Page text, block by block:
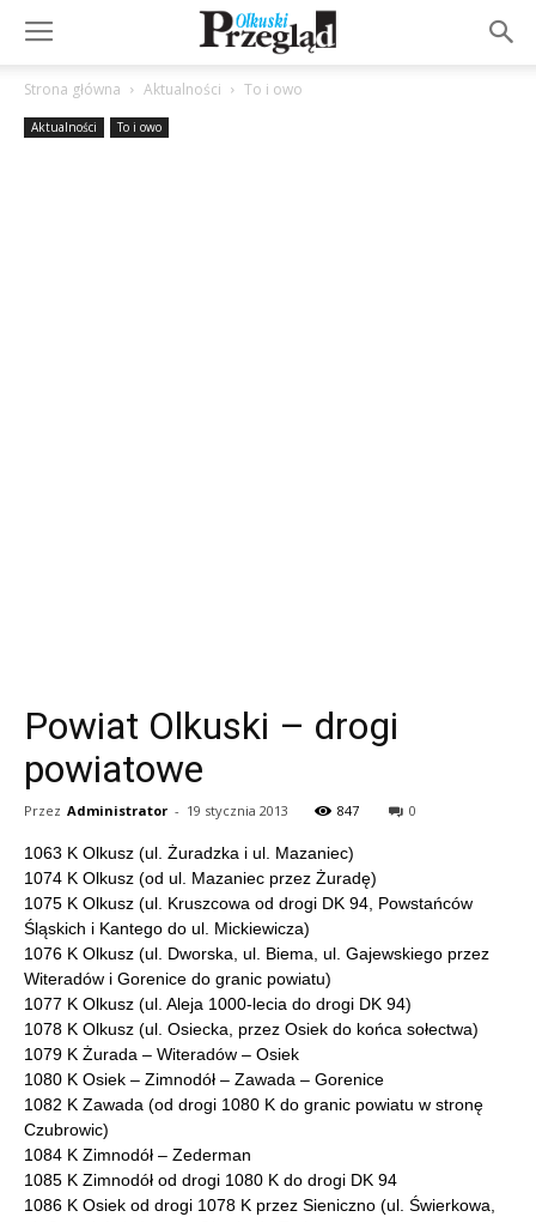
Strona główna Aktualności To i owo
Aktualności To i owo
Powiat Olkuski – drogi
powiatowe
Przez Administrator - 19 stycznia 2013 847 0
1063 K Olkusz (ul. Żuradzka i ul. Mazaniec)
1074 K Olkusz (od ul. Mazaniec przez Żuradę)
1075 K Olkusz (ul. Kruszcowa od drogi DK 94, Powstańców
Śląskich i Kantego do ul. Mickiewicza)
1076 K Olkusz (ul. Dworska, ul. Biema, ul. Gajewskiego przez
Witeradów i Gorenice do granic powiatu)
1077 K Olkusz (ul. Aleja 1000-lecia do drogi DK 94)
1078 K Olkusz (ul. Osiecka, przez Osiek do końca sołectwa)
1079 K Żurada – Witeradów – Osiek
1080 K Osiek – Zimnodół – Zawada – Gorenice
1082 K Zawada (od drogi 1080 K do granic powiatu w stronę
Czubrowic)
1084 K Zimnodół – Zederman
1085 K Zimnodół od drogi 1080 K do drogi DK 94
1086 K Osiek od drogi 1078 K przez Sieniczno (ul. Świerkowa,